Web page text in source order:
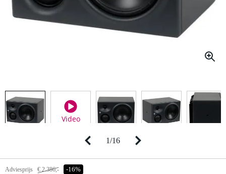
Video
1/16
Adviesprijs € 2.386,- -16%